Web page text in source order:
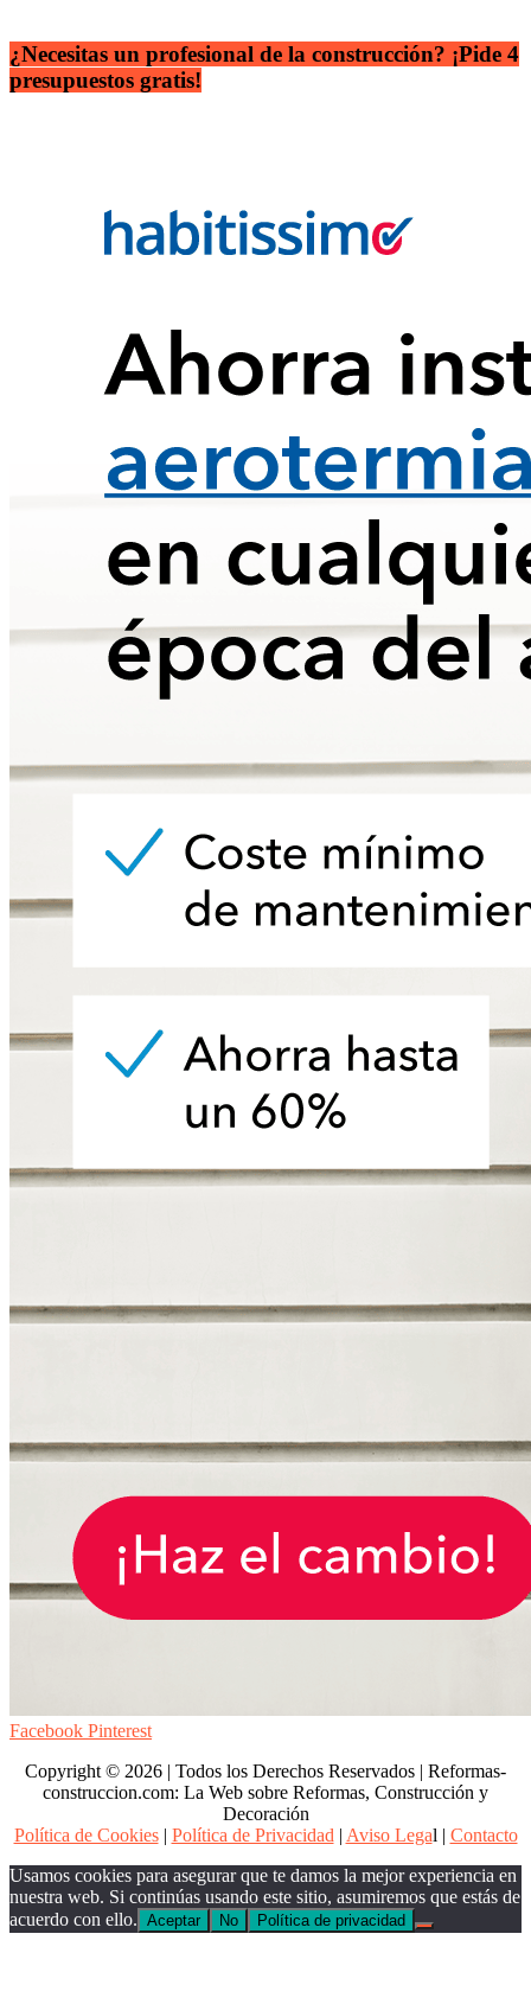
¿Necesitas un profesional de la construcción? ¡Pide 4
presupuestos gratis!
Facebook Pinterest
Copyright © 2026 | Todos los Derechos Reservados | Reformas-
construccion.com: La Web sobre Reformas, Construcción y
Decoración
Política de Cookies| Política de Privacidad| Aviso Legal | Contacto
Usamos cookies para asegurar que te damos la mejor experiencia en
nuestra web. Si continúas usando este sitio, asumiremos que estás de
acuerdo con ello. Aceptar No Política de privacidad